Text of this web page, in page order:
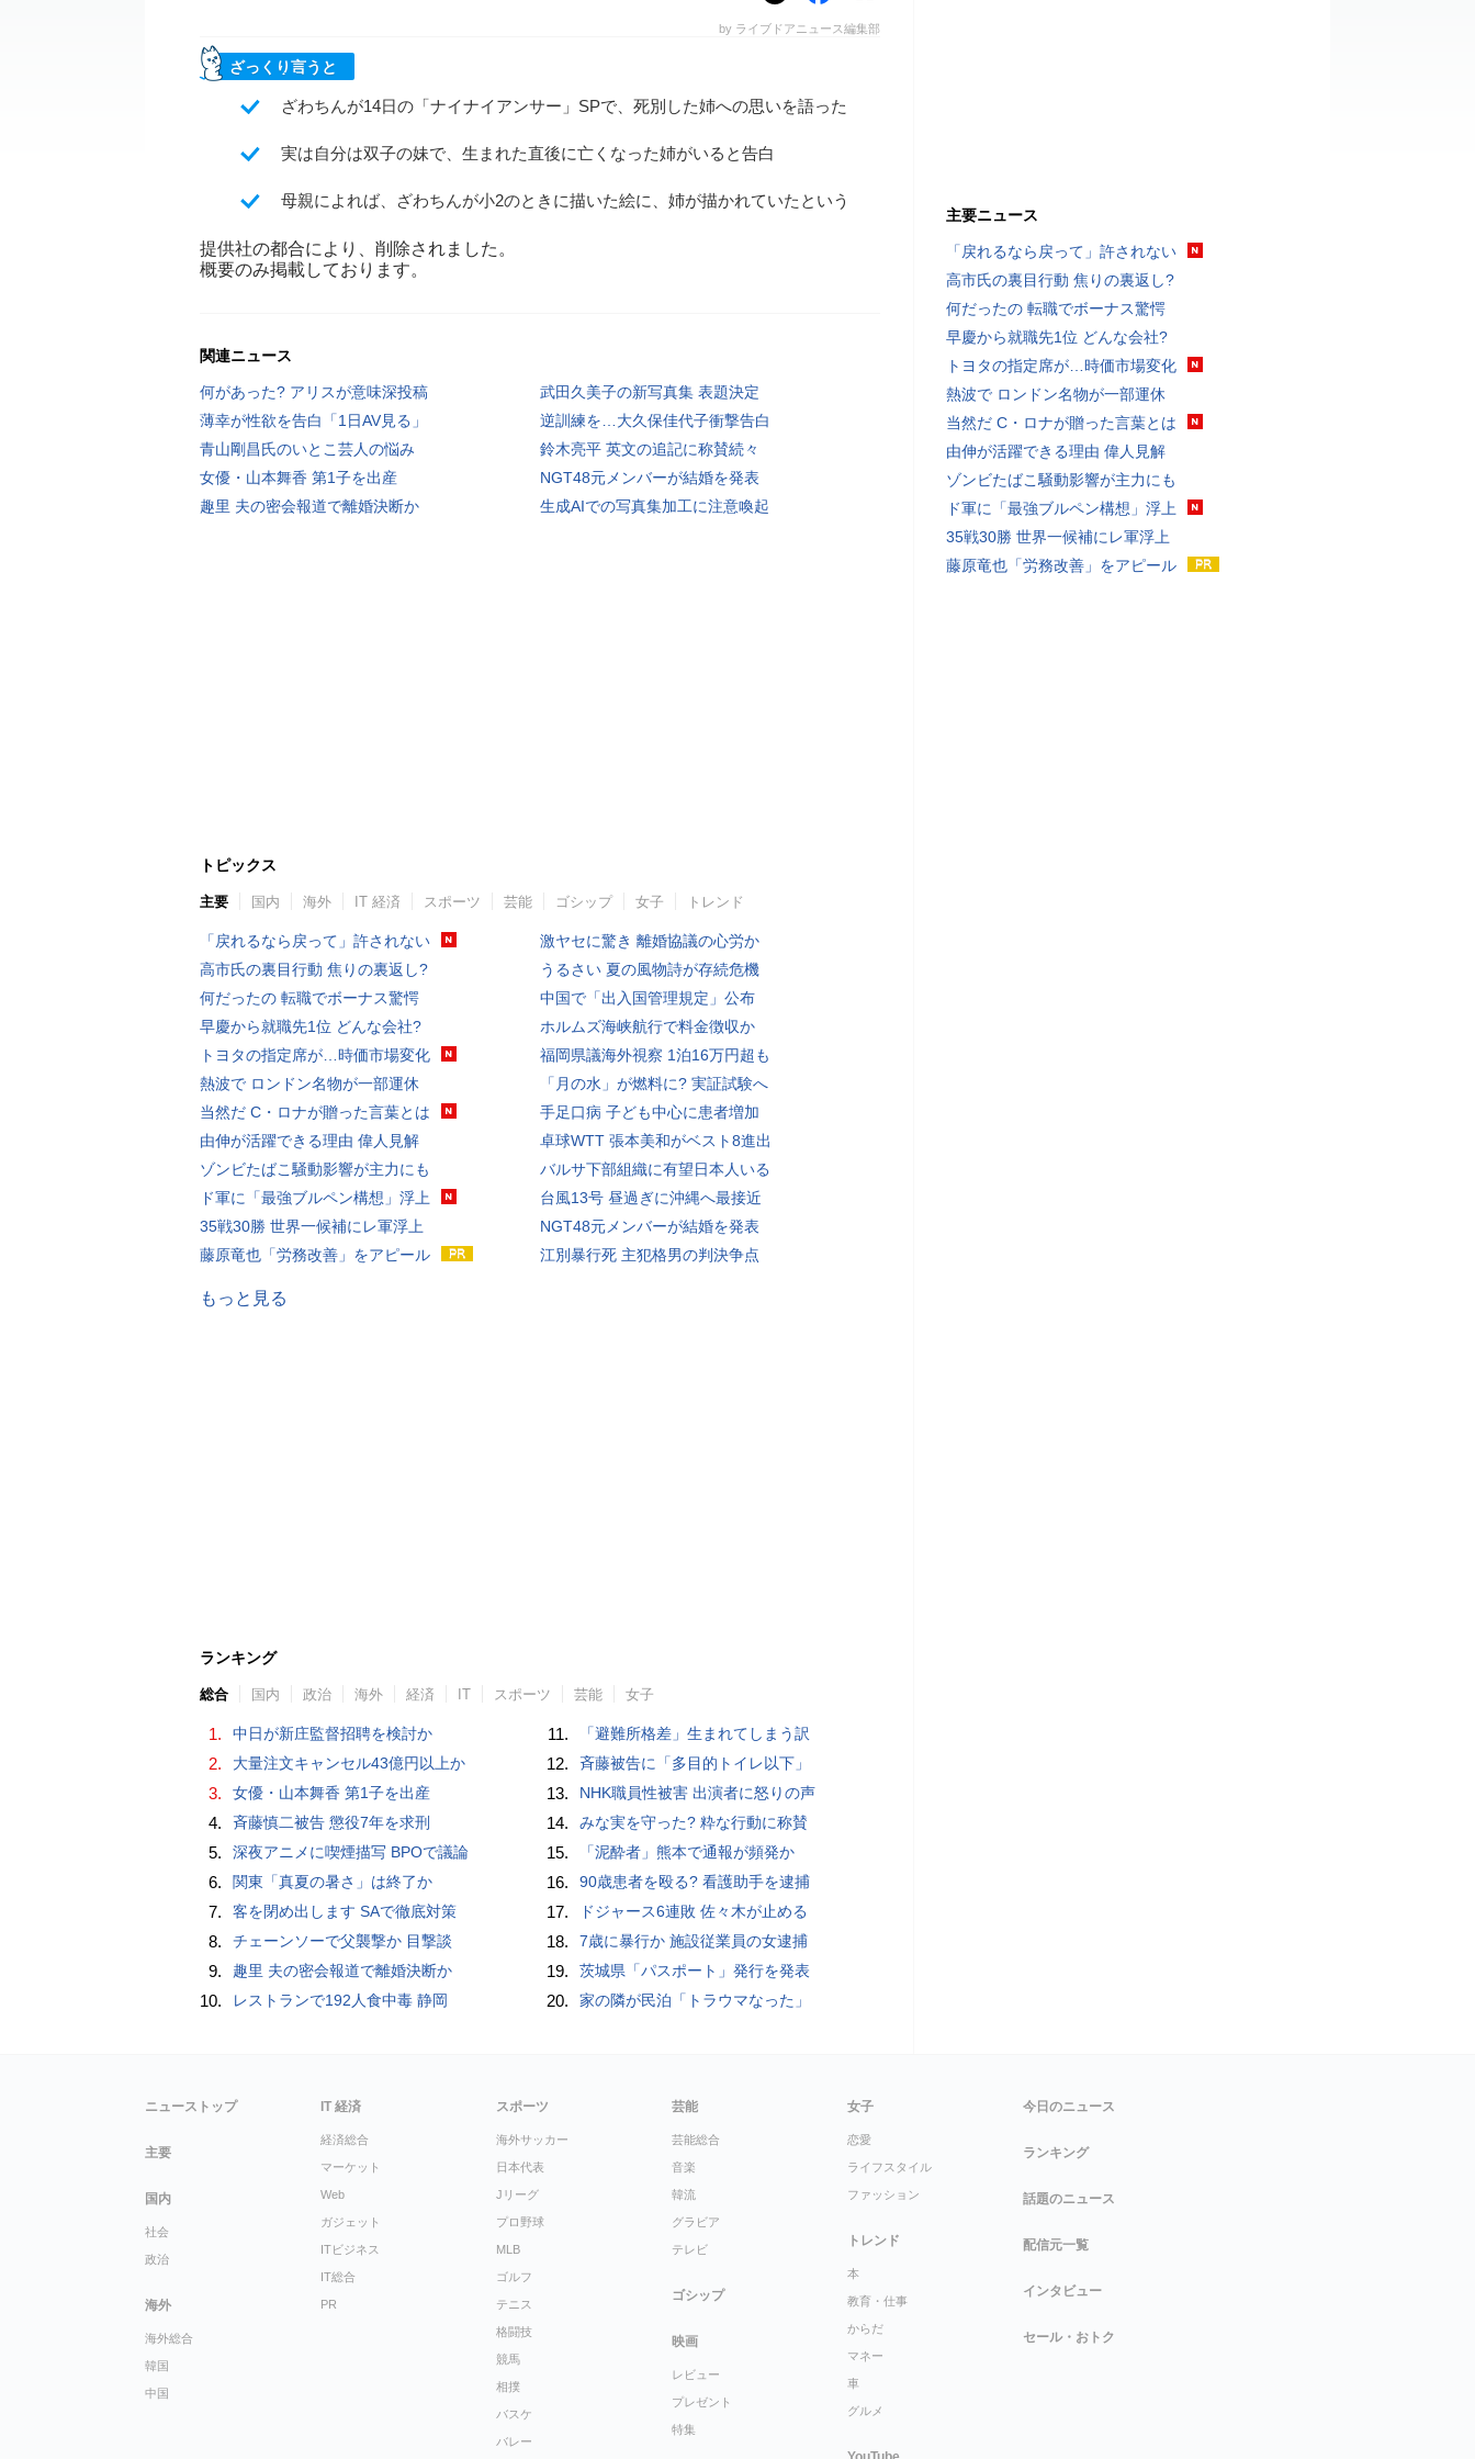
by ライブドアニュース編集部
ざっくり言うと
ざわちんが14日の「ナイナイアンサー」SPで、死別した姉への思いを語った
実は自分は双子の妹で、生まれた直後に亡くなった姉がいると告白
母親によれば、ざわちんが小2のときに描いた絵に、姉が描かれていたという
提供社の都合により、削除されました。
概要のみ掲載しております。
関連ニュース
何があった? アリスが意味深投稿
武田久美子の新写真集 表題決定
薄幸が性欲を告白「1日AV見る」
逆訓練を…大久保佳代子衝撃告白
青山剛昌氏のいとこ芸人の悩み
鈴木亮平 英文の追記に称賛続々
女優・山本舞香 第1子を出産
NGT48元メンバーが結婚を発表
趣里 夫の密会報道で離婚決断か
生成AIでの写真集加工に注意喚起
トピックス
主要 国内 海外 IT 経済 スポーツ 芸能 ゴシップ 女子 トレンド
「戻れるなら戻って」許されない
高市氏の裏目行動 焦りの裏返し?
何だったの 転職でボーナス驚愕
早慶から就職先1位 どんな会社?
トヨタの指定席が…時価市場変化
熱波で ロンドン名物が一部運休
当然だ C・ロナが贈った言葉とは
由伸が活躍できる理由 偉人見解
ゾンビたばこ騒動影響が主力にも
ド軍に「最強ブルペン構想」浮上
35戦30勝 世界一候補にレ軍浮上
藤原竜也「労務改善」をアピール
激ヤセに驚き 離婚協議の心労か
うるさい 夏の風物詩が存続危機
中国で「出入国管理規定」公布
ホルムズ海峡航行で料金徴収か
福岡県議海外視察 1泊16万円超も
「月の水」が燃料に? 実証試験へ
手足口病 子ども中心に患者増加
卓球WTT 張本美和がベスト8進出
バルサ下部組織に有望日本人いる
台風13号 昼過ぎに沖縄へ最接近
NGT48元メンバーが結婚を発表
江別暴行死 主犯格男の判決争点
もっと見る
ランキング
総合 国内 政治 海外 経済 IT スポーツ 芸能 女子
1. 中日が新庄監督招聘を検討か
2. 大量注文キャンセル43億円以上か
3. 女優・山本舞香 第1子を出産
4. 斉藤慎二被告 懲役7年を求刑
5. 深夜アニメに喫煙描写 BPOで議論
6. 関東「真夏の暑さ」は終了か
7. 客を閉め出します SAで徹底対策
8. チェーンソーで父襲撃か 目撃談
9. 趣里 夫の密会報道で離婚決断か
10. レストランで192人食中毒 静岡
11. 「避難所格差」生まれてしまう訳
12. 斉藤被告に「多目的トイレ以下」
13. NHK職員性被害 出演者に怒りの声
14. みな実を守った? 粋な行動に称賛
15. 「泥酔者」熊本で通報が頻発か
16. 90歳患者を殴る? 看護助手を逮捕
17. ドジャース6連敗 佐々木が止める
18. 7歳に暴行か 施設従業員の女逮捕
19. 茨城県「パスポート」発行を発表
20. 家の隣が民泊「トラウマなった」
主要ニュース
「戻れるなら戻って」許されない
高市氏の裏目行動 焦りの裏返し?
何だったの 転職でボーナス驚愕
早慶から就職先1位 どんな会社?
トヨタの指定席が…時価市場変化
熱波で ロンドン名物が一部運休
当然だ C・ロナが贈った言葉とは
由伸が活躍できる理由 偉人見解
ゾンビたばこ騒動影響が主力にも
ド軍に「最強ブルペン構想」浮上
35戦30勝 世界一候補にレ軍浮上
藤原竜也「労務改善」をアピール
ニューストップ
主要
国内
社会
政治
海外
海外総合
韓国
中国
IT 経済
経済総合
マーケット
Web
ガジェット
ITビジネス
IT総合
PR
スポーツ
海外サッカー
日本代表
Jリーグ
プロ野球
MLB
ゴルフ
テニス
格闘技
競馬
相撲
バスケ
バレー
芸能
芸能総合
音楽
韓流
グラビア
テレビ
ゴシップ
映画
レビュー
プレゼント
特集
女子
恋愛
ライフスタイル
ファッション
トレンド
本
教育・仕事
からだ
マネー
車
グルメ
今日のニュース
ランキング
話題のニュース
配信元一覧
インタビュー
セール・おトク